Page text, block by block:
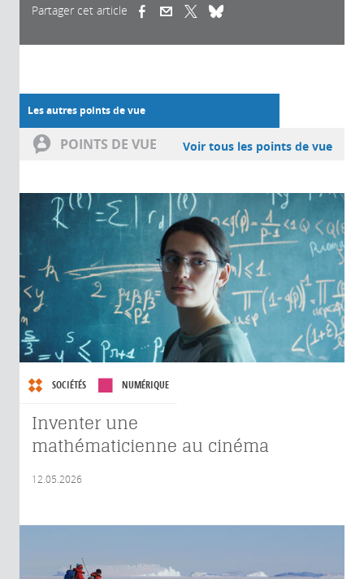
Partager cet article (link is external)(link is external)
Les autres points de vue
POINTS DE VUE Voir tous les points de vue
SOCIÉTÉS NUMÉRIQUE
Inventer une
mathématicienne au cinéma
12.05.2026